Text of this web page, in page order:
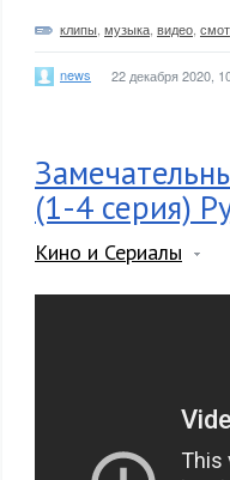
клипы музыка видео
news 22 декабря 2020,
(1-4 серия)
Кино и Сериалы